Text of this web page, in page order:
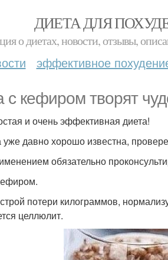
ДИЕТА ДЛЯ
о диетах, новости, отзывы,
эффективное
с кефиром творят
и очень эффективная диета!
уже давно хорошо известна,
обязательно
потери килограммов,
целлюлит.